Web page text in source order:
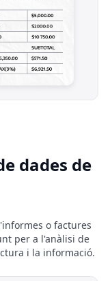
dades de
o factures
per a l'anàlisi de
i la informació.